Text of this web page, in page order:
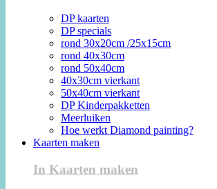
DP kaarten
DP specials
rond 30x20cm /25x15cm
rond 40x30cm
rond 50x40cm
40x30cm vierkant
50x40cm vierkant
DP Kinderpakketten
Meerluiken
Hoe werkt Diamond painting?
Kaarten maken
In Kaarten maken